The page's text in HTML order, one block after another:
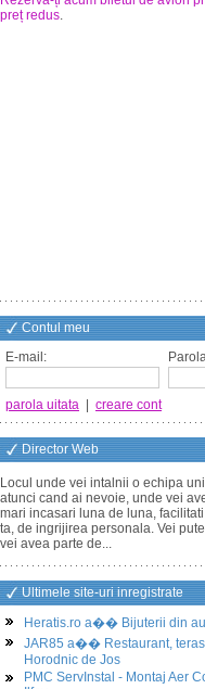
preț redus.
Contul meu
E-mail:
parola uitata creare cont
Director Web
Locul unde vei intalnii o echipa
atunci cand ai nevoie, unde vei
mari incasari luna de luna,
ta, de ingrijirea personala. Vei
vei avea parte de...
Ultimele site-uri inregistrate
Heratis.ro a�� Bijuterii din
JAR85 a�� Restaurant,
Horodnic de Jos
PMC ServInstal - Montaj Aer